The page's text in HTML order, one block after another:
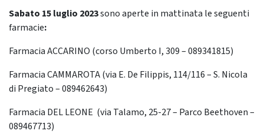
Sabato 15 luglio 2023sono aperte in mattinata le seguenti
farmacie:
Farmacia ACCARINO (corso Umberto I, 309 – 089341815)
Farmacia CAMMAROTA (via E. De Filippis, 114/116 – S. Nicola
di Pregiato – 089462643)
Farmacia DEL LEONE (via Talamo, 25-27 – Parco Beethoven –
089467713)